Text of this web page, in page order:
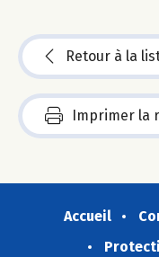
Retour à la
Imprimer la
Accueil